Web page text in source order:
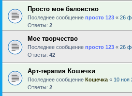
Просто мое баловство
Последнее сообщение просто 123 « 26
Ответы: 2
Мое творчество
Последнее сообщение просто 123 « 26
Ответы: 42
Арт-терапия Кошечки
Последнее сообщение Кошечка « 10 ноя
Ответы: 2